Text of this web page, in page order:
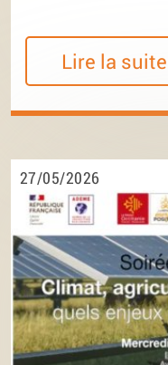
Lire la
27/05/2026